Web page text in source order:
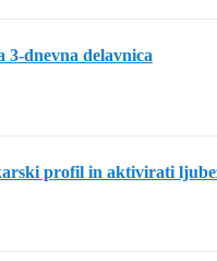
3-dnevna delavnica
profil in aktivirati